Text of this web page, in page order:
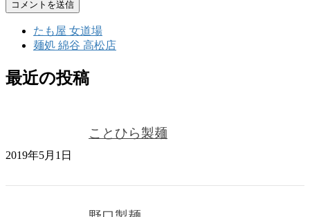
たも屋 女道場
麺処 綿谷 高松店
最近の投稿
ことひら製麺
2019年5月1日